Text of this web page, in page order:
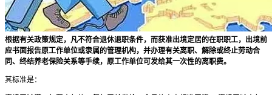
根据有关政策规定，凡不符合退休退职条件，而获准出境定居的在职职工，出境前
应书面报告原工作单位或隶属的管理机构，并办理有关离职、解除或终止劳动合
同、终结养老保险关系等手续，原工作单位可发给其一次性的离职费。
其标准是：